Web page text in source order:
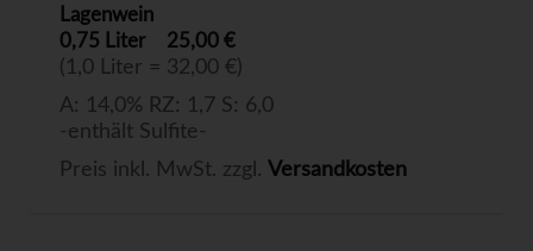
Lagenwein
0,75 Liter
25,00 €
(1,0 Liter = 32,00 €)
A: 14,0% RZ: 1,7 S: 6,0
-enthält Sulfite-
Preis inkl. MwSt. zzgl. Versandkosten